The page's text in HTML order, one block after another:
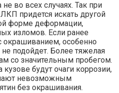
во всех случаях. Так при
придется искать другой
форме деформации,
изломов. Если ранее
окрашиванием, особенно
подойдет. Более тяжелая
со значительным пробегом.
будут очаги коррозии,
невозможным
без окрашивания.